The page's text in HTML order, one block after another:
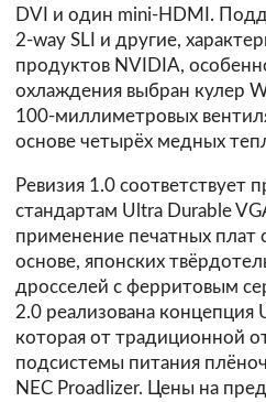
DVI и один mini-HDMI.
2-way SLI и другие,
продуктов NVIDIA,
охлаждения выбран кулер
100-миллиметровых
основе четырёх медных
Ревизия 1.0 соответствует
стандартам Ultra Durable
применение печатных
основе, японских
дросселей с ферритовым
2.0 реализована концепция
которая от традиционной
подсистемы питания
NEC Proadlizer. Цены на